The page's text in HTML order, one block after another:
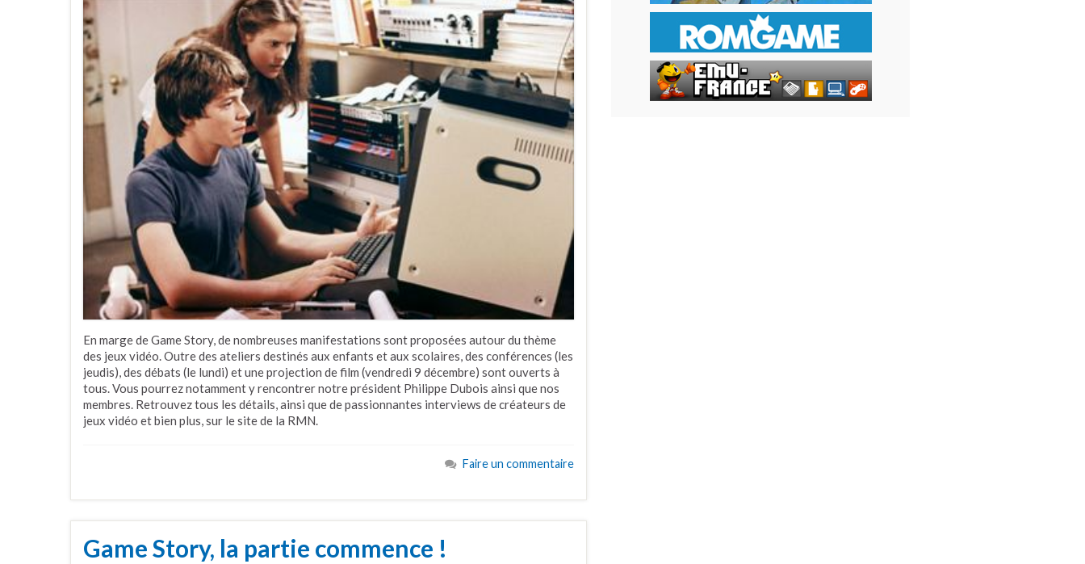
En marge de Game Story, de nombreuses manifestations sont proposées autour du thème
des jeux vidéo. Outre des ateliers destinés aux enfants et aux scolaires, des conférences (les
jeudis), des débats (le lundi) et une projection de film (vendredi 9 décembre) sont ouverts à
tous. Vous pourrez notamment y rencontrer notre président Philippe Dubois ainsi que nos
membres. Retrouvez tous les détails, ainsi que de passionnantes interviews de créateurs de
jeux vidéo et bien plus, sur le site de la RMN.
Faire un commentaire
Game Story, la partie commence !